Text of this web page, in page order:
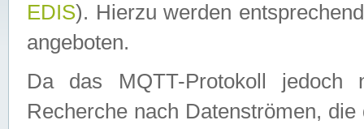
EDIS). Hierzu werden
angeboten.
Da das MQTT-Protokoll jedoch
Recherche nach Datenströmen,